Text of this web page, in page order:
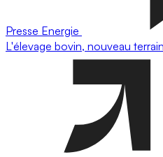
Presse Energie
L'élevage bovin, nouveau